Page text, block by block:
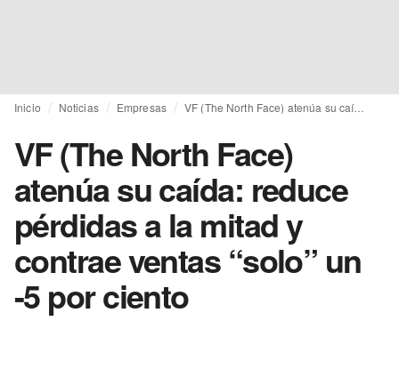
Inicio Noticias Empresas VF (The North Face) atenúa su caída: reduce pérdidas a la mitad y contrae ventas “solo” un -5 por ciento
VF (The North Face)
atenúa su caída: reduce
pérdidas a la mitad y
contrae ventas “solo” un
-5 por ciento